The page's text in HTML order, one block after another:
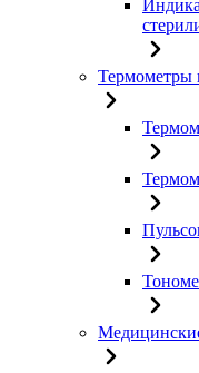
Термометры